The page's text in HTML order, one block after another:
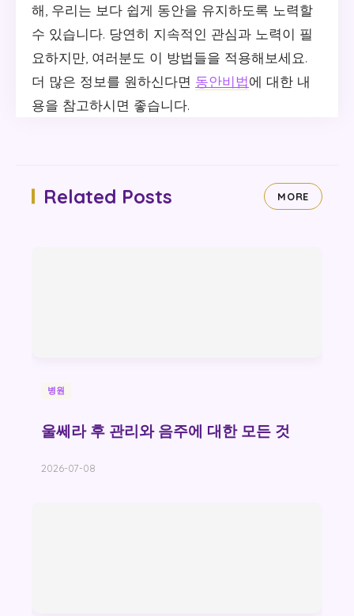
해, 우리는 보다 쉽게 동안을 유지하도록 노력할
수 있습니다. 당연히 지속적인 관심과 노력이 필
요하지만, 여러분도 이 방법들을 적용해보세요.
더 많은 정보를 원하신다면 동안비법에 대한 내
용을 참고하시면 좋습니다.
Related Posts MORE
병원
울쎄라 후 관리와 음주에 대한 모든 것
2026-07-08